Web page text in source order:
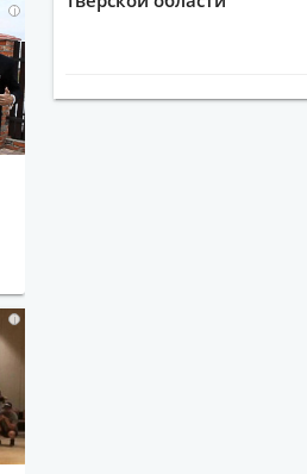
i
i